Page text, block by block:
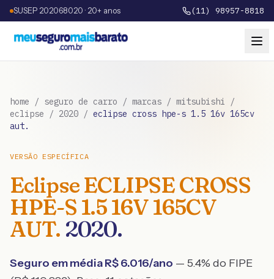
SUSEP 202068020 · 20+ anos (11) 98957-8818
home / seguro de carro / marcas / mitsubishi /
eclipse / 2020 / eclipse cross hpe-s 1.5 16v 165cv
aut.
VERSÃO ESPECÍFICA
EclipseECLIPSE CROSS
HPE-S 1.5 16V 165CV
AUT. 2020.
Seguro em média R$6.016/ano — 5.4% do FIPE